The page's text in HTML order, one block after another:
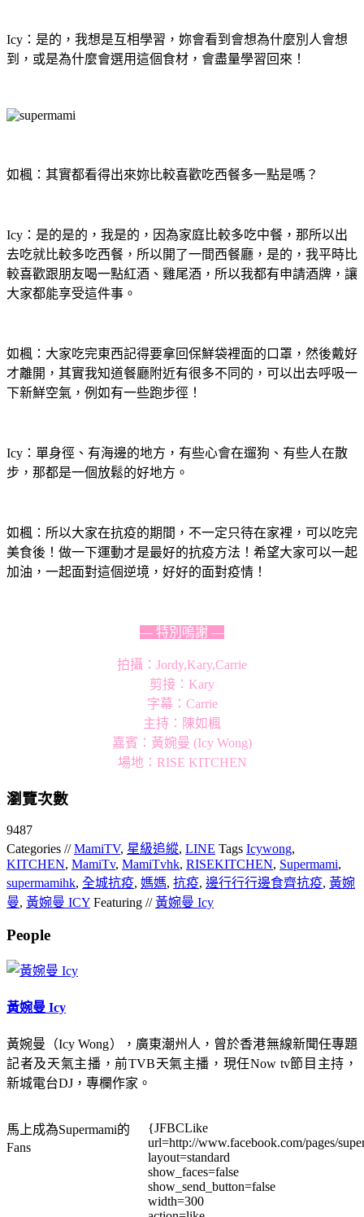
Icy：是的，我想是互相學習，妳會看到會想為什麼別人會想
到，或是為什麼會選用這個食材，會盡量學習回來！
如楓：其實都看得出來妳比較喜歡吃西餐多一點是嗎？
Icy：是的是的，我是的 ，因為家庭比較多吃中餐，那所以出
去吃就比較多吃西餐，所以開了一間西餐廳，是的，我平時比
較喜歡跟朋友喝一點紅酒、雞尾酒，所以我都有申請酒牌，讓
大家都能享受這件事。
如楓：大家吃完東西記得要拿回保鮮袋裡面的口罩，然後戴好
才離開，其實我知道餐廳附近有很多不同的，可以出去呼吸一
下新鮮空氣，例如有一些跑步徑！
Icy：單身徑、有海邊的地方，有些心會在遛狗、有些人在散
步，那都是一個放鬆的好地方。
如楓：所以大家在抗疫的期間，不一定只待在家裡，可以吃完
美食後！做一下運動才是最好的抗疫方法！希望大家可以一起
加油，一起面對這個逆境，好好的面對疫情！
— 特別嗚謝 —
拍攝：Jordy,Kary,Carrie
剪接：Kary
字幕：Carrie
主持：陳如楓
嘉賓：黃婉曼 (Icy Wong)
場地：RISE KITCHEN
瀏覽次數
9487
Categories //MamiTV, 星級追縱, LINE Tags Icywong,
KITCHEN, MamiTv, MamiTvhk, RISEKITCHEN, Supermami,
supermamihk, 全城抗疫, 媽媽, 抗疫, 邊⾏行行邊食齊抗疫, 黃婉
曼, 黃婉曼 ICY Featuring //黃婉曼 Icy
People
黃婉曼 Icy
黃婉曼（Icy Wong），廣東潮州人，曾於香港無線新聞任專題
記者及天氣主播，前TVB天氣主播，現任Now tv節目主持，
新城電台DJ，專欄作家。
馬上成為Supermami的
Fans
{JFBCLike
url=http://www.facebook.com/pages/
layout=standard
show_faces=false
show_send_button=false
width=300